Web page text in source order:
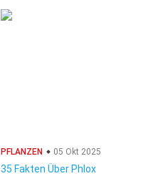
PFLANZEN 05 Okt 2025
35 Fakten Über Phlox